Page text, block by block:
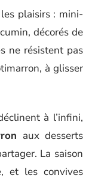
plaisirs : mini-
décorés de
ne résistent pas
à glisser
à l’infini,
aux desserts
La saison
et les convives